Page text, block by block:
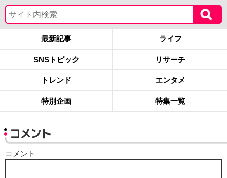
最新記事 ライフ
SNSトピック リサーチ
トレンド エンタメ
特別企画 特集一覧
コメント
コメント